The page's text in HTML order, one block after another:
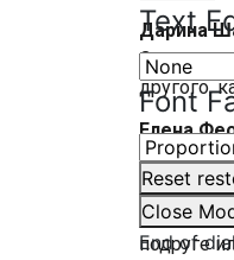
Text
Font
Reset
Close
End of
Дарина
Эксперты
другого,
Елена
это
подруге